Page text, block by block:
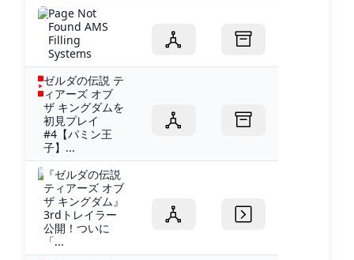
Page Not
Found AMS
Filling
Systems
ゼルダの伝説 テ
ィアーズ オブ
ザ キングダムを
初見プレイ
#4【パミン王
子】...
『ゼルダの伝説
ティアーズ オブ
ザ キングダム』
3rdトレイラー
公開！ついに
「...